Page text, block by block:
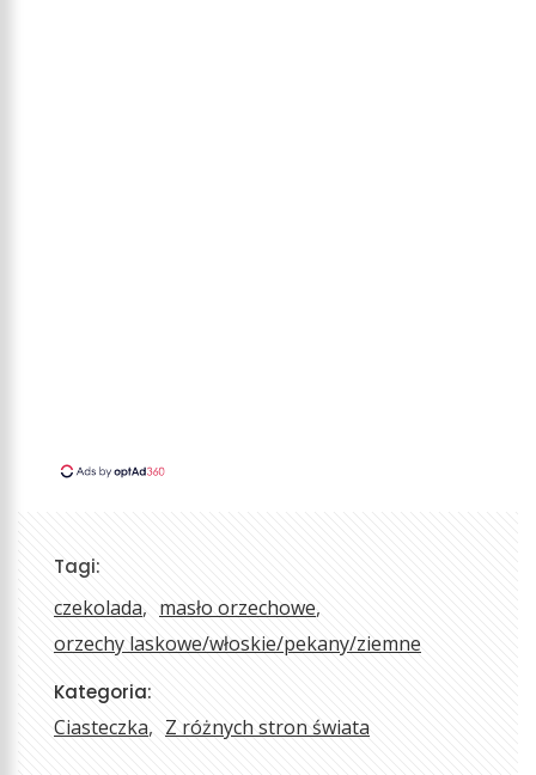
Tagi:
czekolada
masło orzechowe
orzechy laskowe/włoskie/pekany/ziemne
Kategoria:
Ciasteczka Z różnych stron świata